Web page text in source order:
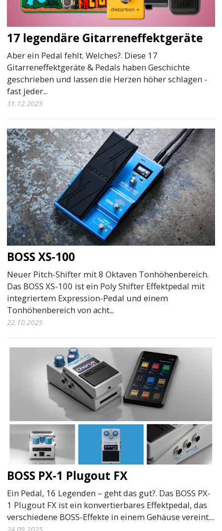
17 legendäre Gitarreneffektgeräte
Aber ein Pedal fehlt. Welches?. Diese 17
Gitarreneffektgeräte & Pedals haben Geschichte
geschrieben und lassen die Herzen höher schlagen -
fast jeder...
31.12.2025
BOSS XS-100
Neuer Pitch-Shifter mit 8 Oktaven Tonhöhenbereich.
Das BOSS XS-100 ist ein Poly Shifter Effektpedal mit
integriertem Expression-Pedal und einem
Tonhöhenbereich von acht...
22.10.2025
BOSS PX-1 Plugout FX
Ein Pedal, 16 Legenden – geht das gut?. Das BOSS PX-
1 Plugout FX ist ein konvertierbares Effektpedal, das
verschiedene BOSS-Effekte in einem Gehäuse vereint....
24.09.2025